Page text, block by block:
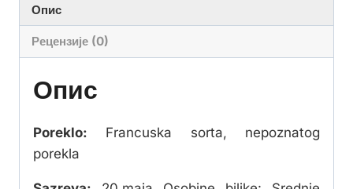
Опис
Рецензије (0)
Опис
Poreklo: Francuska sorta, nepoznatog
porekla